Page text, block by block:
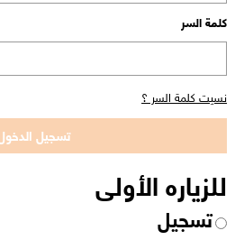
كلمة السر
نسيت كلمة السر ؟
للزياره الأولى
تسجيل